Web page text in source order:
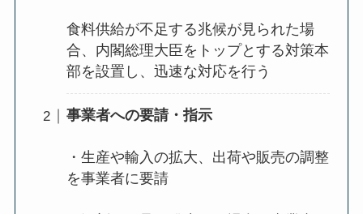
食料供給が不足する兆候が見られた場
合、内閣総理大臣をトップとする対策本
部を設置し、迅速な対応を行う
事業者への要請・指示
・生産や輸入の拡大、出荷や販売の調整
を事業者に要請